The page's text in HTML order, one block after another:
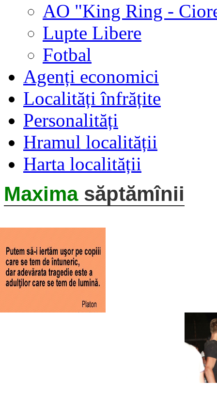
AO "King Ring -
Lupte Libere
Fotbal
Agenți economici
Localități înfrățite
Personalități
Hramul localității
Harta localității
Maxima săptămînii